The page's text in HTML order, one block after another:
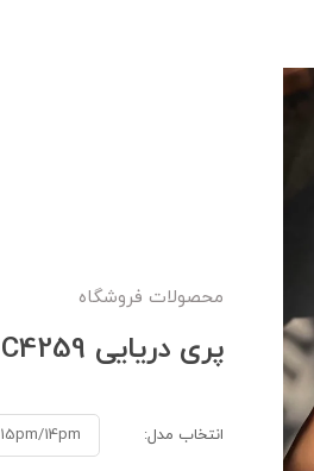
محصولات فروشگاه
پری دریایی C4259
انتخاب مدل: 15pm/14pm